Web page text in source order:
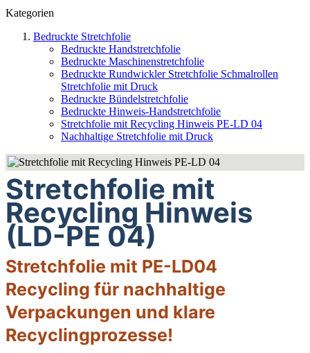
Kategorien
Bedruckte Stretchfolie
Bedruckte Handstretchfolie
Bedruckte Maschinenstretchfolie
Bedruckte Rundwickler Stretchfolie Schmalrollen
Stretchfolie mit Druck
Bedruckte Bündelstretchfolie
Bedruckte Hinweis-Handstretchfolie
Stretchfolie mit Recycling Hinweis PE-LD 04
Nachhaltige Stretchfolie mit Druck
Stretchfolie mit
Recycling Hinweis
(LD-PE 04)
Stretchfolie mit PE-LD04
Recycling für nachhaltige
Verpackungen und klare
Recyclingprozesse!